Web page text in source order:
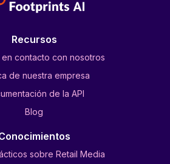
Recursos
contacto con nosotros
de nuestra empresa
de la API
Blog
sobre Retail Media